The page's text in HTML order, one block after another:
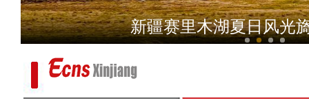
新疆首次发现彩鹮
新疆赛里木湖夏日风光